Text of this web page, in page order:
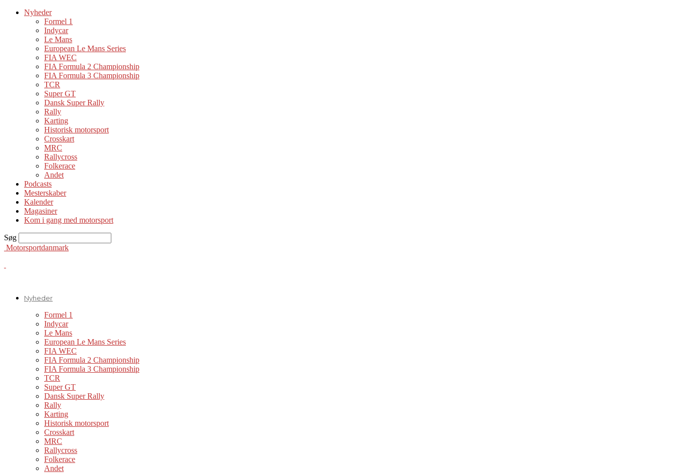
Nyheder
Formel 1
Indycar
Le Mans
European Le Mans Series
FIA WEC
FIA Formula 2 Championship
FIA Formula 3 Championship
TCR
Super GT
Dansk Super Rally
Rally
Karting
Historisk motorsport
Crosskart
MRC
Rallycross
Folkerace
Andet
Podcasts
Mesterskaber
Kalender
Magasiner
Kom i gang med motorsport
Søg
Motorsportdanmark
Nyheder
Formel 1
Indycar
Le Mans
European Le Mans Series
FIA WEC
FIA Formula 2 Championship
FIA Formula 3 Championship
TCR
Super GT
Dansk Super Rally
Rally
Karting
Historisk motorsport
Crosskart
MRC
Rallycross
Folkerace
Andet